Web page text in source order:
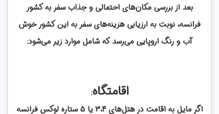
بعد از بررسی مکان‌های احتمالی و جذاب سفر به کشور
فرانسه، نوبت به ارزیابی هزینه‌های سفر به این کشور خوش
آب و رنگ اروپایی می‌رسد که شامل موارد زیر می‌شود:
اقامتگاه:
اگر مایل به اقامت در هتل‌های 3،4 یا 5 ستاره لوکس فرانسه